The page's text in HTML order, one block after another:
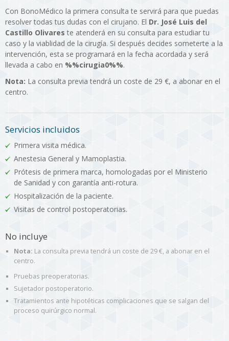
Con BonoMédico la primera consulta te servirá para que puedas
resolver todas tus dudas con el cirujano. El Dr. José Luis del
Castillo Olivares te atenderá en su consulta para estudiar tu
caso y la viablidad de la cirugía. Si después decides someterte a la
intervención, esta se programará en la fecha acordada y será
llevada a cabo en %%cirugia0%%.
Nota: La consulta previa tendrá un coste de 29 €, a abonar en el
centro.
Servicios incluidos
Primera visita médica.
Anestesia General y Mamoplastia.
Prótesis de primera marca, homologadas por el Ministerio
de Sanidad y con garantía anti-rotura.
Hospitalización de la paciente.
Visitas de control postoperatorias.
No incluye
Nota: La consulta previa tendrá un coste de 29 €, a abonar en el
centro.
Pruebas preoperatorias.
Sujetador postoperatorio.
Tratamientos ante hipotéticas complicaciones que se salgan del
proceso quirúrgico normal.